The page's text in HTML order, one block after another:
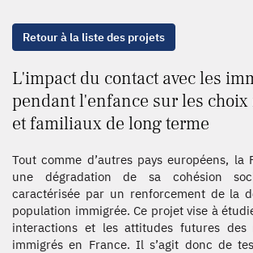
Retour à la liste des projets
L'impact du contact avec les
pendant l'enfance sur les
et familiaux de long terme
Tout comme d’autres pays européens, la
une dégradation de sa cohésion
caractérisée par un renforcement de la
population immigrée. Ce projet vise à
interactions et les attitudes futures des
immigrés en France. Il s’agit donc de